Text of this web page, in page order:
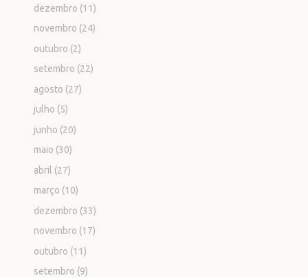
dezembro (11)
novembro (24)
outubro (2)
setembro (22)
agosto (27)
julho (5)
junho (20)
maio (30)
abril (27)
março (10)
dezembro (33)
novembro (17)
outubro (11)
setembro (9)